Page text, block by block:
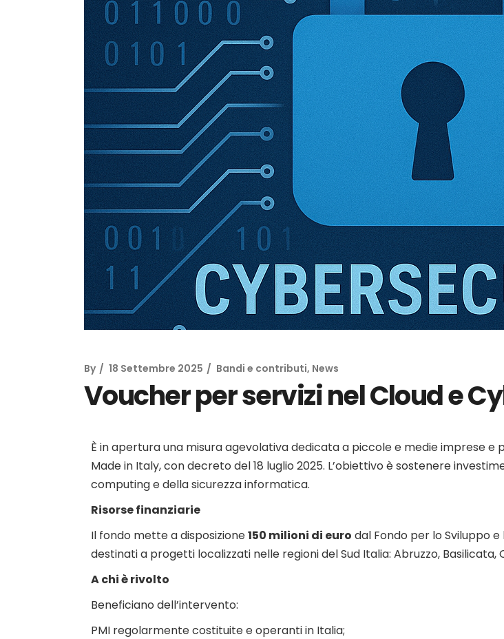
By 18 Settembre 2025 Bandi e contributi, News
Voucher per servizi nel Cloud e
È in apertura una misura agevolativa dedicata a piccole e medie imprese
Made in Italy, con decreto del 18 luglio 2025. L’obiettivo è sostenere
computing e della sicurezza informatica.
Risorse finanziarie
Il fondo mette a disposizione150 milioni di euro dal Fondo per lo Sviluppo e
destinati a progetti localizzati nelle regioni del Sud Italia: Abruzzo, Basilicata,
A chi è rivolto
Beneficiano dell’intervento:
PMI regolarmente costituite e operanti in Italia;